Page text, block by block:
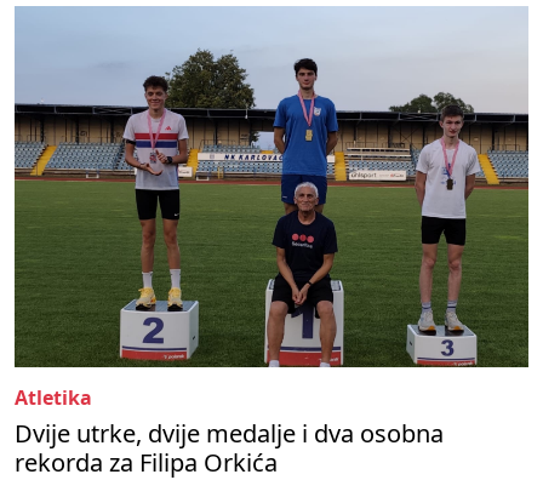
Atletika
Dvije utrke, dvije medalje i dva osobna
rekorda za Filipa Orkića